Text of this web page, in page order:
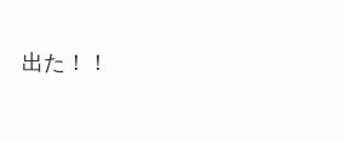
出た！！